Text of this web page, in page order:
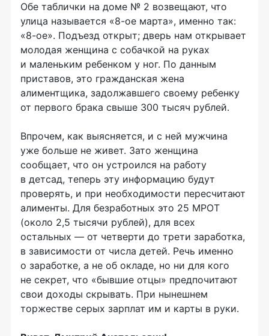
Обе таблички на доме № 2 возвещают, что
улица называется «8-ое марта», именно так:
«8-ое». Подъезд открыт; дверь нам открывает
молодая женщина с собачкой на руках
и маленьким ребенком у ног. По данным
приставов, это гражданская жена
алиментщика, задолжавшего своему ребенку
от первого брака свыше 300 тысяч рублей.
Впрочем, как выясняется, и с ней мужчина
уже больше не живет. Зато женщина
сообщает, что он устроился на работу
в детсад, теперь эту информацию будут
проверять, и при необходимости пересчитают
алименты. Для безработных это 25 МРОТ
(около 2,5 тысячи рублей), для всех
остальных — от четверти до трети заработка,
в зависимости от числа детей. Речь именно
о заработке, а не об окладе, но ни для кого
не секрет, что «бывшие отцы» предпочитают
свои доходы скрывать. При нынешнем
торжестве серых зарплат им и карты в руки.